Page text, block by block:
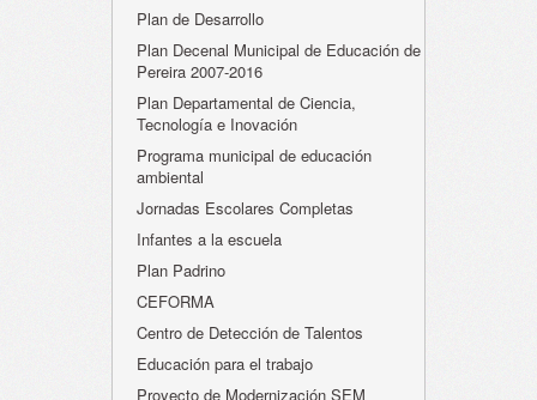
Plan de Desarrollo
Plan Decenal Municipal de Educación de
Pereira 2007-2016
Plan Departamental de Ciencia,
Tecnología e Inovación
Programa municipal de educación
ambiental
Jornadas Escolares Completas
Infantes a la escuela
Plan Padrino
CEFORMA
Centro de Detección de Talentos
Educación para el trabajo
Proyecto de Modernización SEM